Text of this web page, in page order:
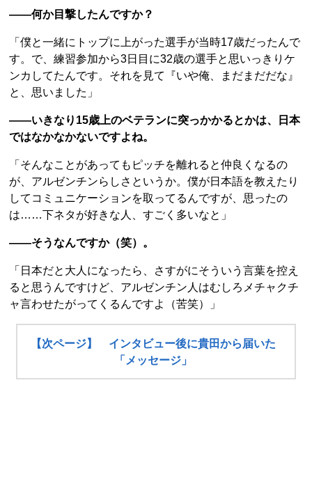
――何か目撃したんですか？
「僕と一緒にトップに上がった選手が当時17歳だったんで
す。で、練習参加から3日目に32歳の選手と思いっきりケ
ンカしてたんです。それを見て『いや俺、まだまだだな』
と、思いました」
――いきなり15歳上のベテランに突っかかるとかは、日本
ではなかなかないですよね。
「そんなことがあってもピッチを離れると仲良くなるの
が、アルゼンチンらしさというか。僕が日本語を教えたり
してコミュニケーションを取ってるんですが、思ったの
は……下ネタが好きな人、すごく多いなと」
――そうなんですか（笑）。
「日本だと大人になったら、さすがにそういう言葉を控え
ると思うんですけど、アルゼンチン人はむしろメチャクチ
ャ言わせたがってくるんですよ（苦笑）」
【次ページ】 インタビュー後に貴田から届いた
「メッセージ」